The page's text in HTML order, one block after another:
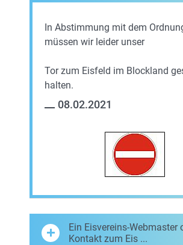
In Abstimmung mit dem
müssen wir leider unser
Tor zum Eisfeld im Blockland
halten.
08.02.2021
Ein Eisvereins-Webmaster
Kontakt zum Eis ...